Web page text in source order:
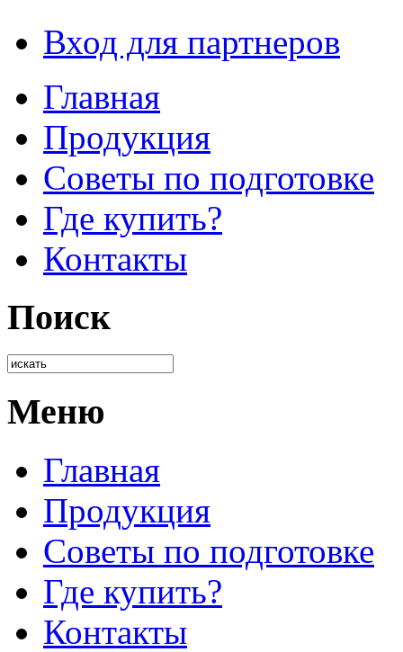
Вход для партнеров
Главная
Продукция
Советы по подготовке
Где купить?
Контакты
Поиск
Меню
Главная
Продукция
Советы по подготовке
Где купить?
Контакты